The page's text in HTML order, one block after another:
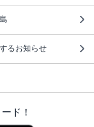
るお知らせ
ド！